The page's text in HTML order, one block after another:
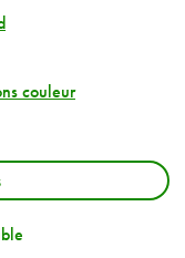
couleur